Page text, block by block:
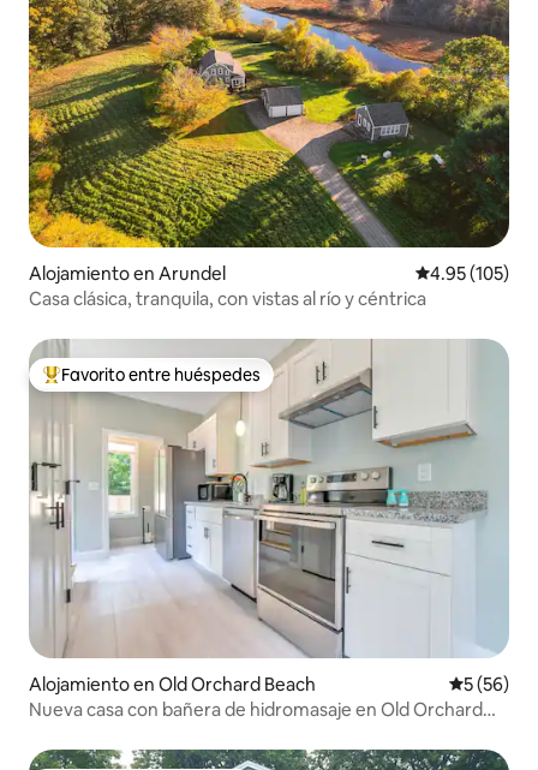
Alojamiento en Arundel Calificación
4.95 (105)
Casa clásica, tranquila, con vistas al río y céntrica
Favorito entre huéspedes preferido
Favorito entre huéspedes
Alojamiento en Old Orchard Beach
5 (56)
Nueva casa con bañera de hidromasaje en Old Orchard